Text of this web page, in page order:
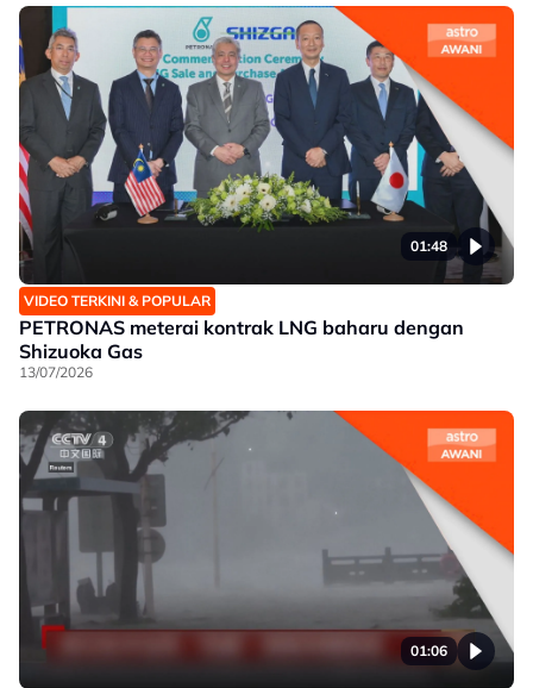
01:48
VIDEO TERKINI & POPULAR
PETRONAS meterai kontrak LNG baharu dengan
Shizuoka Gas
13/07/2026
01:06